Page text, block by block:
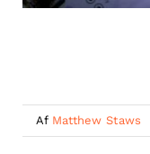
Af Matthew Staws